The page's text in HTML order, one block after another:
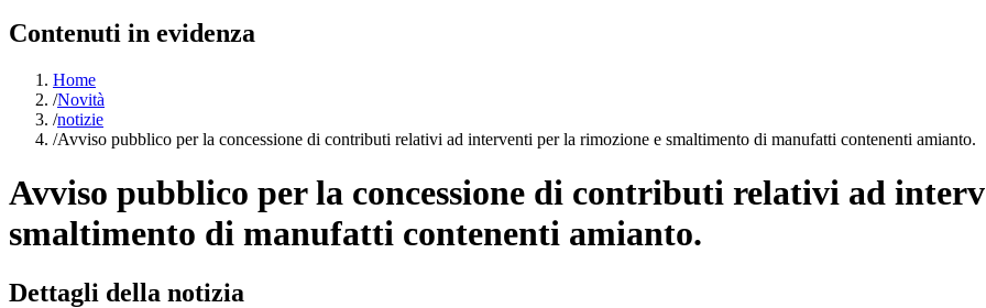
Contenuti in evidenza
Home
/Novità
/notizie
/Avviso pubblico per la concessione di contributi relativi ad interventi per la rimozione e smaltimento di manufatti contenenti amianto.
Avviso pubblico per la concessione di contributi relativi ad
smaltimento di manufatti contenenti amianto.
Dettagli della notizia